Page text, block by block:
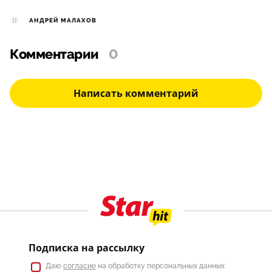
АНДРЕЙ МАЛАХОВ
Комментарии 0
Написать комментарий
Подписка на рассылку
Даю согласие на обработку персональных данных